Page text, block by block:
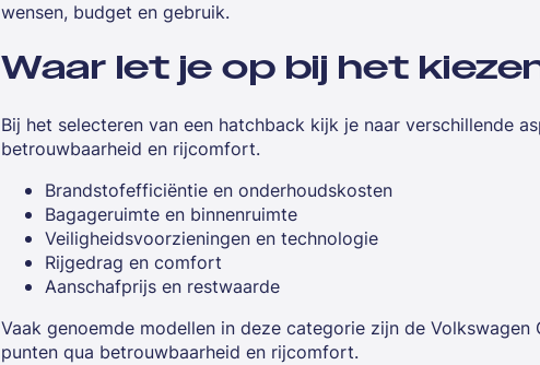
wensen, budget en gebruik.
Waar let je op bij het
Bij het selecteren van een hatchback kijk je naar verschillende
betrouwbaarheid en rijcomfort.
Brandstofefficiëntie en onderhoudskosten
Bagageruimte en binnenruimte
Veiligheidsvoorzieningen en technologie
Rijgedrag en comfort
Aanschafprijs en restwaarde
Vaak genoemde modellen in deze categorie zijn de
punten qua betrouwbaarheid en rijcomfort.